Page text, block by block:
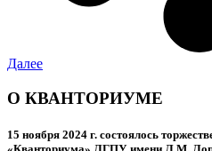
Далее
О КВАНТОРИУМЕ
15 ноября 2024 г. состоялось